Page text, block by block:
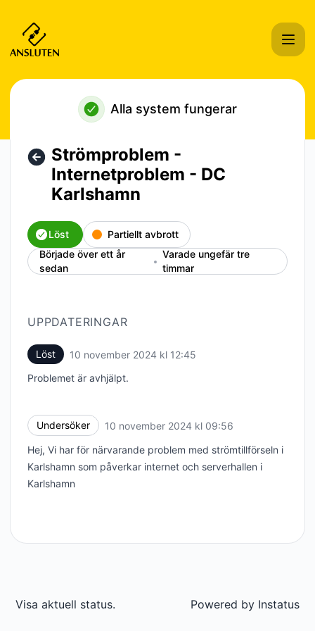
Alla system fungerar
Strömproblem -
Internetproblem - DC
Karlshamn
Löst
Partiellt avbrott
Började över ett år
sedan
Varade ungefär tre
timmar
UPPDATERINGAR
Löst 10 november 2024 kl 12:45
Problemet är avhjälpt.
Undersöker 10 november 2024 kl 09:56
Hej, Vi har för närvarande problem med strömtillförseln i
Karlshamn som påverkar internet och serverhallen i
Karlshamn
Visa aktuell status. Powered by Instatus